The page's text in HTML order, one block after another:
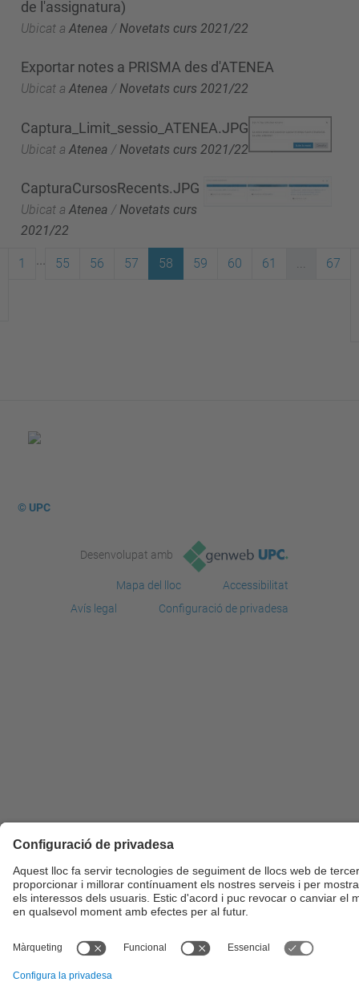
de l'assignatura)
Ubicat a Atenea /Novetats curs 2021/22
Exportar notes a PRISMA des d'ATENEA
Ubicat a Atenea /Novetats curs 2021/22
Captura_Limit_sessio_ATENEA.JPG
Ubicat a Atenea /Novetats curs 2021/22
CapturaCursosRecents.JPG
Ubicat a Atenea /Novetats curs
2021/22
1 ... 55 56 57 58 59 60 61 ... 67
© UPC
Desenvolupat amb
Mapa del lloc
Accessibilitat
Avís legal
Configuració de privadesa